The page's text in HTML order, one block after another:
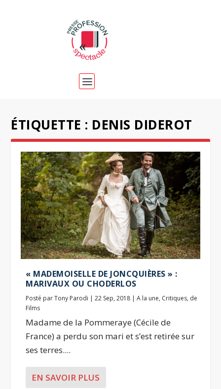
ÉTIQUETTE : DENIS DIDEROT
« MADEMOISELLE DE JONCQUIÈRES » :
MARIVAUX OU CHODERLOS
Posté parTony Parodi |22 Sep, 2018 |A la une, Critiques, de
Films
Madame de la Pommeraye (Cécile de
France) a perdu son mari et s’est retirée sur
ses terres....
EN SAVOIR PLUS